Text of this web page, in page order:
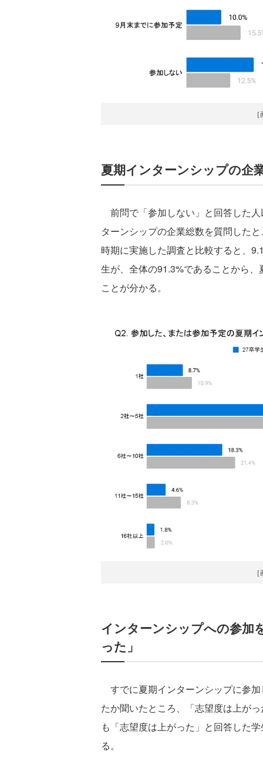
夏期インターンシップの企
前問で「参加しない」と回答した
ターンシップの企業総数を質問した
時期に実施した調査と比較すると、
生が、全体の91.3%であることから
ことが分かる。
インターンシップへの参加
った」
すでに夏期インターンシップに参
たか聞いたところ、「志望度は上が
も「志望度は上がった」と回答した
る。